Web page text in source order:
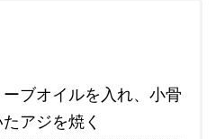
ブオイルを入れ、小骨
アジを焼く